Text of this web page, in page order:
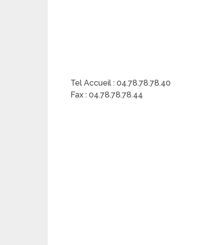
Tel Accueil : 04.78.78.78.40
Fax : 04.78.78.78.44